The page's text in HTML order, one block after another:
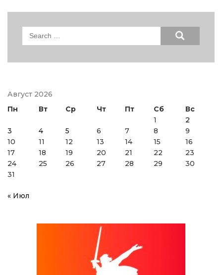
Search
Август 2026
Пн
Вт Ср Чт Пт Сб
Вс
1
2
3
4 5 6 7 8
9
10
11 12 13 14 15
16
17
18 19 20 21 22
23
24
25 26 27 28 29
30
31
« Июл